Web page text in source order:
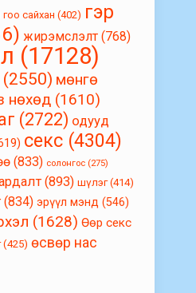
гоо сайхан (402) гэр
жирэмслэлт (768)
(17128)
(2550) мөнгө
нөхөд (1610)
(2722) одууд
секс (4304)
(833) солонгос (275)
(893) шүлэг(414)
(834) эрүүл мэнд (546)
(1628) Өөр секс
(425) өсвөр нас